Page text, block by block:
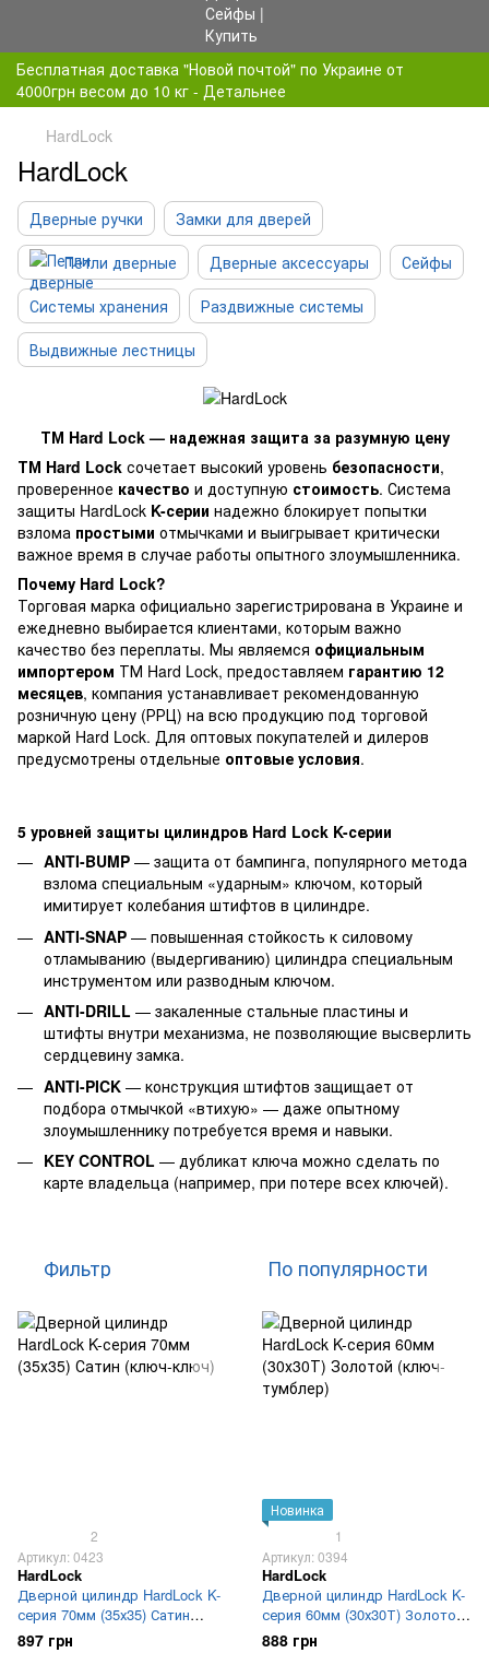
Бесплатная доставка "Новой почтой" по Украине от
4000грн весом до 10 кг - Детальнее
HardLock
HardLock
Дверные ручки
Замки для дверей
Петли дверные
Дверные аксессуары
Сейфы
Системы хранения
Раздвижные системы
Выдвижные лестницы
ТМ Hard Lock — надежная защита за разумную цену
ТМ Hard Lock сочетает высокий уровень безопасности,
проверенное качество и доступную стоимость. Система
защиты HardLock K-серии надежно блокирует попытки
взлома простыми отмычками и выигрывает критически
важное время в случае работы опытного злоумышленника.
Почему Hard Lock?
Торговая марка официально зарегистрирована в Украине и
ежедневно выбирается клиентами, которым важно
качество без переплаты. Мы являемся официальным
импортером ТМ Hard Lock, предоставляем гарантию 12
месяцев, компания устанавливает рекомендованную
розничную цену (РРЦ) на всю продукцию под торговой
маркой Hard Lock. Для оптовых покупателей и дилеров
предусмотрены отдельные оптовые условия.
5 уровней защиты цилиндров Hard Lock K-серии
ANTI-BUMP — защита от бампинга, популярного метода
взлома специальным «ударным» ключом, который
имитирует колебания штифтов в цилиндре.
ANTI-SNAP — повышенная стойкость к силовому
отламыванию (выдергиванию) цилиндра специальным
инструментом или разводным ключом.
ANTI-DRILL — закаленные стальные пластины и
штифты внутри механизма, не позволяющие высверлить
сердцевину замка.
ANTI-PICK — конструкция штифтов защищает от
подбора отмычкой «втихую» — даже опытному
злоумышленнику потребуется время и навыки.
KEY CONTROL — дубликат ключа можно сделать по
карте владельца (например, при потере всех ключей).
Фильтр По популярности
2
Артикул: 0423
HardLock
Дверной цилиндр HardLock K-
серия 70мм (35х35) Сатин
(ключ-ключ)
897 грн
Новинка
1
Артикул: 0394
HardLock
Дверной цилиндр HardLock K-
серия 60мм (30х30Т) Золотой
(ключ-тумблер)
888 грн